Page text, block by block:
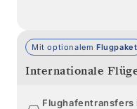
Mit optionalem Flugpaket
Internationale
Flughafentransfers